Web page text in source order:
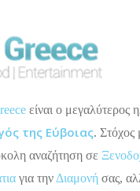
είναι ο μεγαλύτερος
της Εύβοιας. Στόχος
αναζήτηση σε
για την Διαμονή σας,